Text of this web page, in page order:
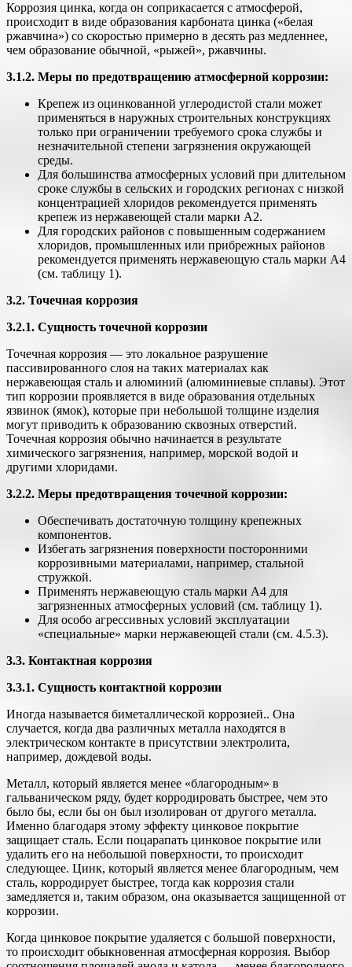
Коррозия цинка, когда он соприкасается с атмосферой,
происходит в виде образования карбоната цинка («белая
ржавчина») со скоростью примерно в десять раз медленнее,
чем образование обычной, «рыжей», ржавчины.
3.1.2. Меры по предотвращению атмосферной коррозии:
Крепеж из оцинкованной углеродистой стали может
применяться в наружных строительных конструкциях
только при ограничении требуемого срока службы и
незначительной степени загрязнения окружающей
среды.
Для большинства атмосферных условий при длительном
сроке службы в сельских и городских регионах с низкой
концентрацией хлоридов рекомендуется применять
крепеж из нержавеющей стали марки А2.
Для городских районов с повышенным содержанием
хлоридов, промышленных или прибрежных районов
рекомендуется применять нержавеющую сталь марки А4
(см. таблицу 1).
3.2. Точечная коррозия
3.2.1. Сущность точечной коррозии
Точечная коррозия — это локальное разрушение
пассивированного слоя на таких материалах как
нержавеющая сталь и алюминий (алюминиевые сплавы). Этот
тип коррозии проявляется в виде образования отдельных
язвинок (ямок), которые при небольшой толщине изделия
могут приводить к образованию сквозных отверстий.
Точечная коррозия обычно начинается в результате
химического загрязнения, например, морской водой и
другими хлоридами.
3.2.2. Меры предотвращения точечной коррозии:
Обеспечивать достаточную толщину крепежных
компонентов.
Избегать загрязнения поверхности посторонними
коррозивными материалами, например, стальной
стружкой.
Применять нержавеющую сталь марки А4 для
загрязненных атмосферных условий (см. таблицу 1).
Для особо агрессивных условий эксплуатации
«специальные» марки нержавеющей стали (см. 4.5.3).
3.3. Контактная коррозия
3.3.1. Сущность контактной коррозии
Иногда называется биметаллической коррозией.. Она
случается, когда два различных металла находятся в
электрическом контакте в присутствии электролита,
например, дождевой воды.
Металл, который является менее «благородным» в
гальваническом ряду, будет корродировать быстрее, чем это
было бы, если бы он был изолирован от другого металла.
Именно благодаря этому эффекту цинковое покрытие
защищает сталь. Если поцарапать цинковое покрытие или
удалить его на небольшой поверхности, то происходит
следующее. Цинк, который является менее благородным, чем
сталь, корродирует быстрее, тогда как коррозия стали
замедляется и, таким образом, она оказывается защищенной от
коррозии.
Когда цинковое покрытие удаляется с большой поверхности,
то происходит обыкновенная атмосферная коррозия. Выбор